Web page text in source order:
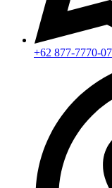
+62 877-7770-